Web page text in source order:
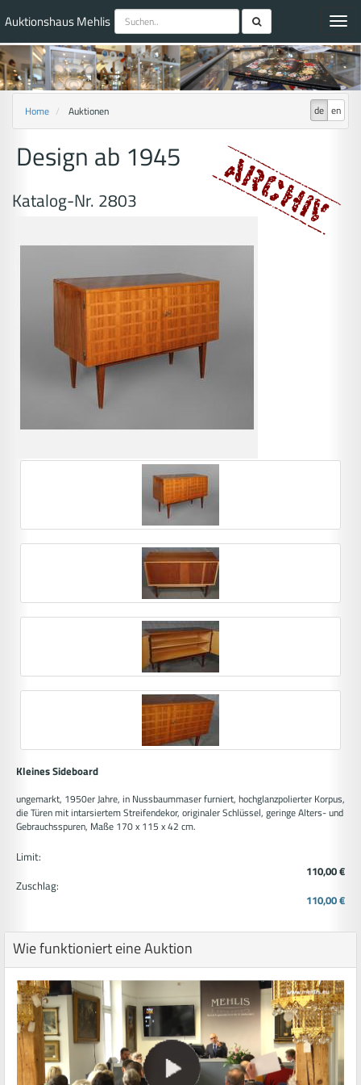
Auktionshaus Mehlis
de en
Home Auktionen
Design ab 1945
Katalog-Nr. 2803
Kleines Sideboard
ungemarkt, 1950er Jahre, in Nussbaummaser furniert, hochglanzpolierter Korpus,
die Türen mit intarsiertem Streifendekor, originaler Schlüssel, geringe Alters- und
Gebrauchsspuren, Maße 170 x 115 x 42 cm.
Limit:
110,00 €
Zuschlag:
110,00 €
Wie funktioniert eine Auktion